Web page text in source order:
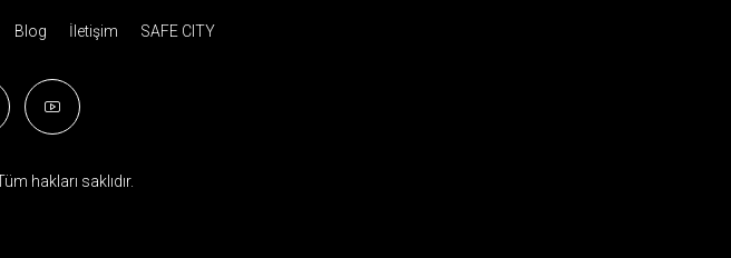
Blog İletişim SAFE CITY
hakları saklıdır.